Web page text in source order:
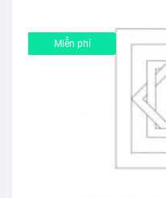
Miễn phí